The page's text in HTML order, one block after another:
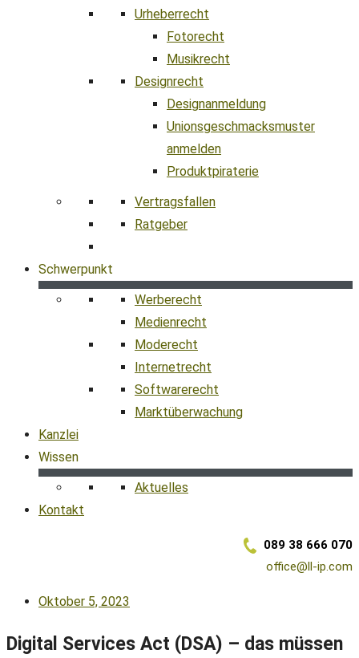
Urheberrecht
Fotorecht
Musikrecht
Designrecht
Designanmeldung
Unionsgeschmacksmuster
anmelden
Produktpiraterie
Vertragsfallen
Ratgeber
Schwerpunkt
Werberecht
Medienrecht
Moderecht
Internetrecht
Softwarerecht
Marktüberwachung
Kanzlei
Wissen
Aktuelles
Kontakt
089 38 666 070
office@ll-ip.com
Oktober 5, 2023
Digital Services Act (DSA) – das müssen